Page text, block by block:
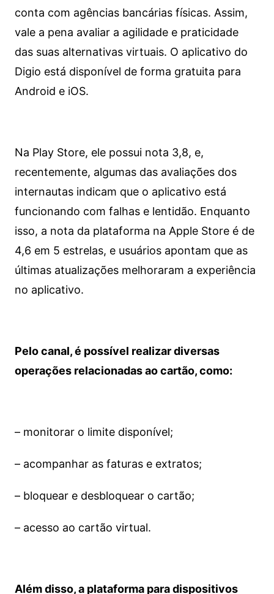
conta com agências bancárias físicas. Assim,
vale a pena avaliar a agilidade e praticidade
das suas alternativas virtuais. O aplicativo do
Digio está disponível de forma gratuita para
Android e iOS.
Na Play Store, ele possui nota 3,8, e,
recentemente, algumas das avaliações dos
internautas indicam que o aplicativo está
funcionando com falhas e lentidão. Enquanto
isso, a nota da plataforma na Apple Store é de
4,6 em 5 estrelas, e usuários apontam que as
últimas atualizações melhoraram a experiência
no aplicativo.
Pelo canal, é possível realizar diversas
operações relacionadas ao cartão, como:
– monitorar o limite disponível;
– acompanhar as faturas e extratos;
– bloquear e desbloquear o cartão;
– acesso ao cartão virtual.
Além disso, a plataforma para dispositivos